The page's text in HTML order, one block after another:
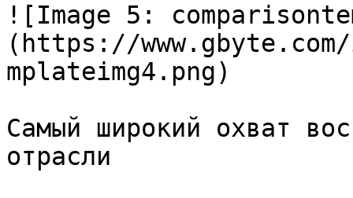
![Image 5:
(https://www.gbyte.com/
mplateimg4.png)
Самый широкий охват
отрасли